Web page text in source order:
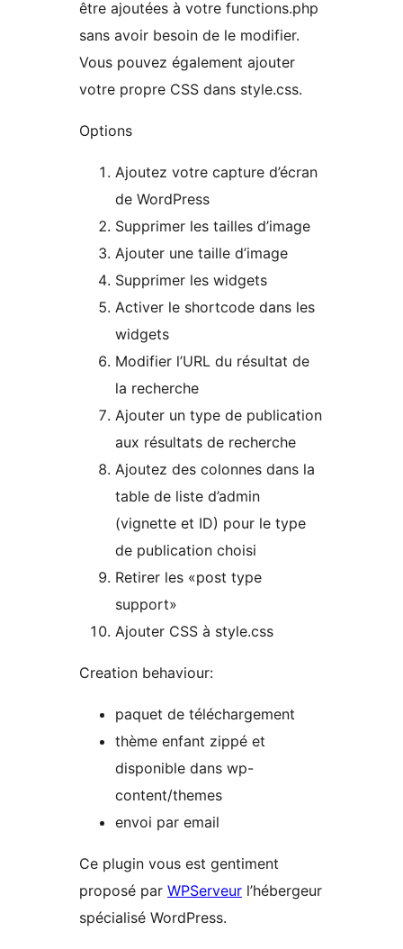
être ajoutées à votre functions.php
sans avoir besoin de le modifier.
Vous pouvez également ajouter
votre propre CSS dans style.css.
Options
Ajoutez votre capture d’écran
de WordPress
Supprimer les tailles d’image
Ajouter une taille d’image
Supprimer les widgets
Activer le shortcode dans les
widgets
Modifier l’URL du résultat de
la recherche
Ajouter un type de publication
aux résultats de recherche
Ajoutez des colonnes dans la
table de liste d’admin
(vignette et ID) pour le type
de publication choisi
Retirer les «post type
support»
Ajouter CSS à style.css
Creation behaviour:
paquet de téléchargement
thème enfant zippé et
disponible dans wp-
content/themes
envoi par email
Ce plugin vous est gentiment
proposé par WPServeur l’hébergeur
spécialisé WordPress.